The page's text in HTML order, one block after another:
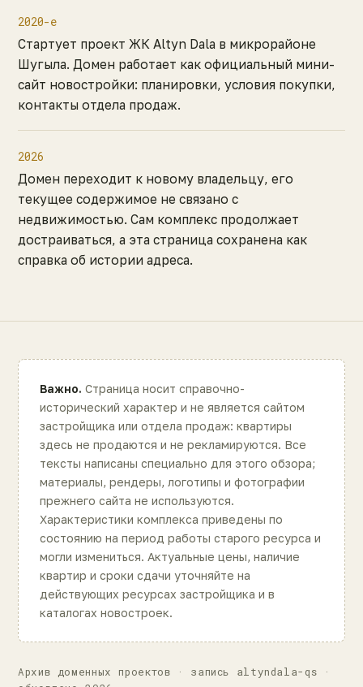
2020-е
Стартует проект ЖК Altyn Dala в микрорайоне
Шугыла. Домен работает как официальный мини-
сайт новостройки: планировки, условия покупки,
контакты отдела продаж.
2026
Домен переходит к новому владельцу, его
текущее содержимое не связано с
недвижимостью. Сам комплекс продолжает
достраиваться, а эта страница сохранена как
справка об истории адреса.
Важно. Страница носит справочно-
исторический характер и не является сайтом
застройщика или отдела продаж: квартиры
здесь не продаются и не рекламируются. Все
тексты написаны специально для этого обзора;
материалы, рендеры, логотипы и фотографии
прежнего сайта не используются.
Характеристики комплекса приведены по
состоянию на период работы старого ресурса и
могли измениться. Актуальные цены, наличие
квартир и сроки сдачи уточняйте на
действующих ресурсах застройщика и в
каталогах новостроек.
Архив доменных проектов · запись altyndala-qs ·